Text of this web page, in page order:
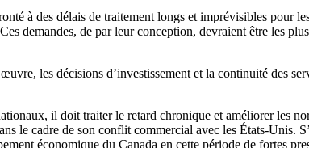
à des délais de traitement longs et imprévisibles pour
demandes, de par leur conception, devraient être les
les décisions d’investissement et la continuité des
il doit traiter le retard chronique et améliorer les
le cadre de son conflit commercial avec les États-Unis.
économique du Canada en cette période de fortes